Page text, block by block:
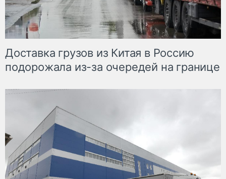
Доставка грузов из Китая в Россию
подорожала из-за очередей на границе